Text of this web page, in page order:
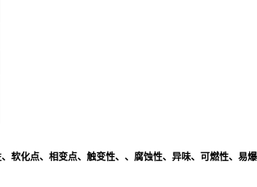
化点、相变点、触变性、、腐蚀性、异味、可燃性、易